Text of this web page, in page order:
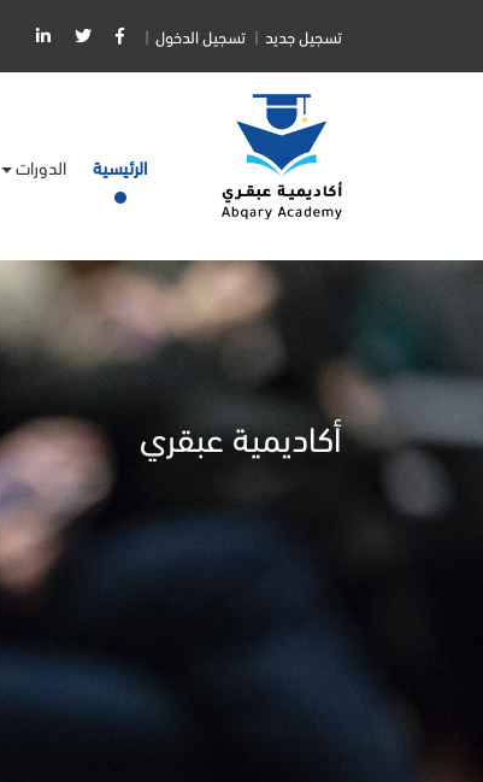
تسجيل جديد تسجيل الدخول
الرئيسية
(current) الدورات
أكاديمية عبقري